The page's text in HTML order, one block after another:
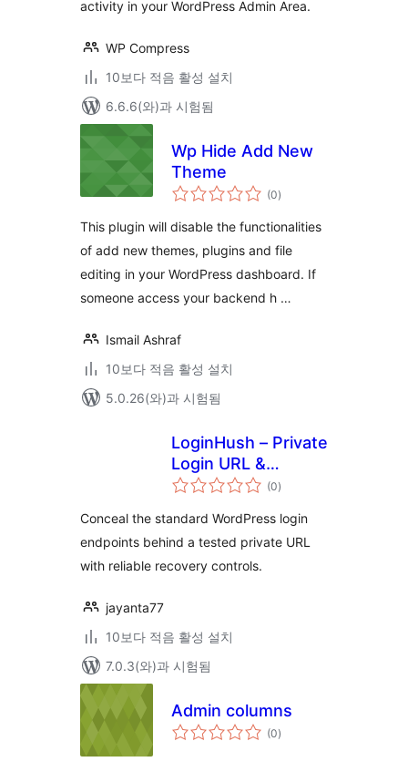
activity in your WordPress Admin Area.
WP Compress
10보다 적음 활성 설치
6.6.6(와)과 시험됨
Wp Hide Add New
Theme
(0전
체
점
)
This plugin will disable the functionalities
of add new themes, plugins and file
editing in your WordPress dashboard. If
someone access your backend h …
Ismail Ashraf
10보다 적음 활성 설치
5.0.26(와)과 시험됨
LoginHush – Private
Login URL &
Access Guard
(0전
체
점
)
Conceal the standard WordPress login
endpoints behind a tested private URL
with reliable recovery controls.
jayanta77
10보다 적음 활성 설치
7.0.3(와)과 시험됨
Admin columns
(0전
체)